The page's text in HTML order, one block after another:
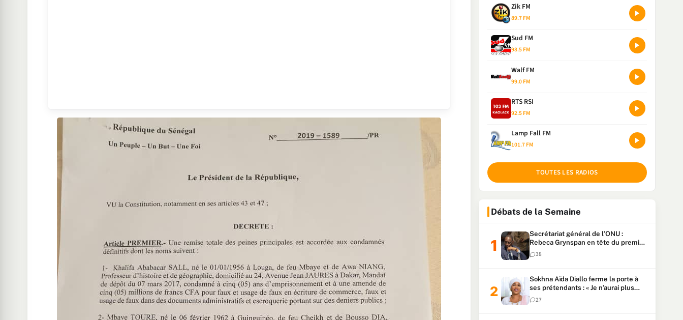
Zik FM
89.7 FM
Sud FM
98.5 FM
Walf FM
99.0 FM
RTS RSI
92.5 FM
Lamp Fall FM
101.7 FM
TOUTES LES RADIOS
Débats de la Semaine
Secrétariat général de l’ONU :
Rebeca Grynspan en tête du premier
vote, Macky Sall pointe à la 5ᵉ place
38
Sokhna Aïda Diallo ferme la porte à
ses prétendants : « Je n’aurai plus
jamais un autre mari »
27